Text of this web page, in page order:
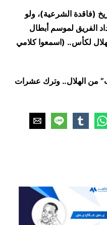
(فاقدة الشرعية)، ولو
الفريق لموسم أبطال
لكأس.. (اسمعوا كلامي
من الهلال.. وترك عشرات